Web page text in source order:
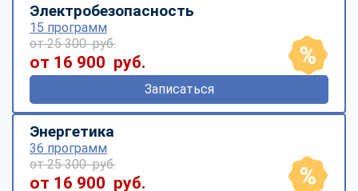
Электробезопасность
15 программ
от 25 300 руб.
от 16 900 руб.
Записаться
Энергетика
36 программ
от 25 300 руб.
от 16 900 руб.